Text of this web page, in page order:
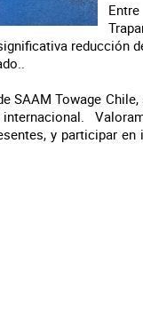
reducción
SAAM Towage
y participar